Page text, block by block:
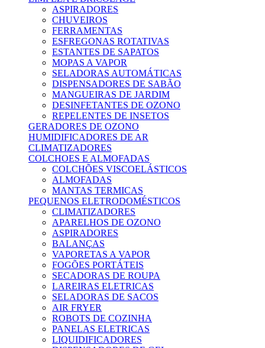
ASPIRADORES
CHUVEIROS
FERRAMENTAS
ESFREGONAS ROTATIVAS
ESTANTES DE SAPATOS
MOPAS A VAPOR
SELADORAS AUTOMÁTICAS
DISPENSADORES DE SABÃO
MANGUEIRAS DE JARDIM
DESINFETANTES DE OZONO
REPELENTES DE INSETOS
GERADORES DE OZONO
HUMIDIFICADORES DE AR
CLIMATIZADORES
COLCHOES E ALMOFADAS
COLCHÕES VISCOELÁSTICOS
ALMOFADAS
MANTAS TERMICAS
PEQUENOS ELETRODOMÉSTICOS
CLIMATIZADORES
APARELHOS DE OZONO
ASPIRADORES
BALANÇAS
VAPORETAS A VAPOR
FOGÕES PORTÁTEIS
SECADORAS DE ROUPA
LAREIRAS ELETRICAS
SELADORAS DE SACOS
AIR FRYER
ROBOTS DE COZINHA
PANELAS ELETRICAS
LIQUIDIFICADORES